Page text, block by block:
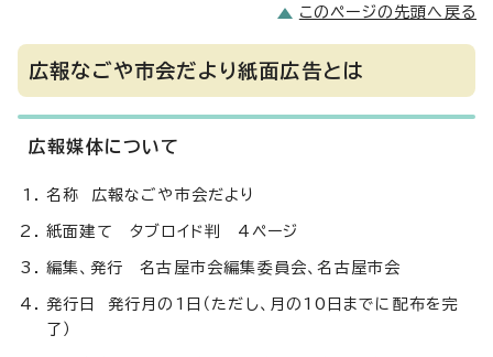
このページの先頭へ戻る
広報なごや市会だより紙面広告とは
広報媒体について
名称 広報なごや市会だより
紙面建て タブロイド判 4ページ
編集、発行 名古屋市会編集委員会、名古屋市会
発行日 発行月の1日（ただし、月の10日までに配布を完
了）